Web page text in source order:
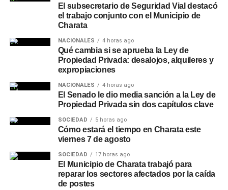
El subsecretario de Seguridad Vial destacó
el trabajo conjunto con el Municipio de
Charata
NACIONALES 4 horas ago
Qué cambia si se aprueba la Ley de
Propiedad Privada: desalojos, alquileres y
expropiaciones
NACIONALES 4 horas ago
El Senado le dio media sanción a la Ley de
Propiedad Privada sin dos capítulos clave
SOCIEDAD 5 horas ago
Cómo estará el tiempo en Charata este
viernes 7 de agosto
SOCIEDAD 17 horas ago
El Municipio de Charata trabajó para
reparar los sectores afectados por la caída
de postes